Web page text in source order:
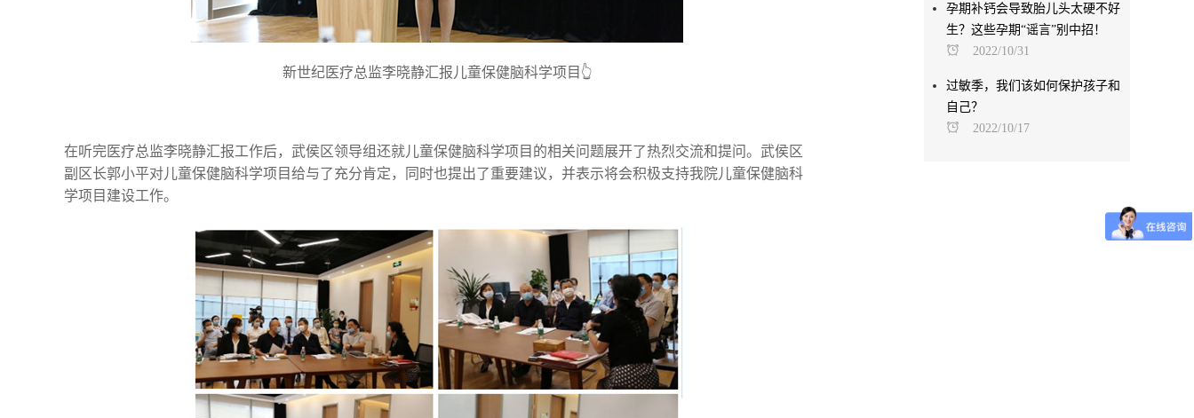
新世纪医疗总监李晓静汇报儿童保健脑科学项目👆
在听完医疗总监李晓静汇报工作后，武侯区领导组还就儿童保健脑科学项目的相关问题展开了热烈交流和提问。武侯区
副区长郭小平对儿童保健脑科学项目给与了充分肯定，同时也提出了重要建议，并表示将会积极支持我院儿童保健脑科
学项目建设工作。
孕期补钙会导致胎儿头太硬不好
生？这些孕期“谣言”别中招！
2022/10/31
过敏季，我们该如何保护孩子和
自己？
2022/10/17